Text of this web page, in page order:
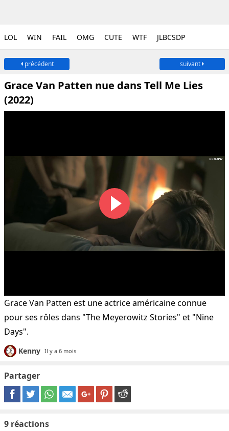
LOL WIN FAIL OMG CUTE WTF JLBCSDP
précédent suivant
Grace Van Patten nue dans Tell Me Lies
(2022)
Grace Van Patten est une actrice américaine connue
pour ses rôles dans "The Meyerowitz Stories" et "Nine
Days".
Kenny Il y a 6 mois
Partager
9 réactions